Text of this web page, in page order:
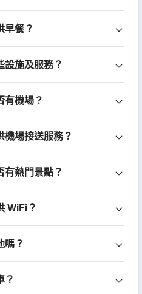
早餐？
設施及服務？
有機場？
機場接送服務？
有熱門景點？
WiFi？
嗎？
？